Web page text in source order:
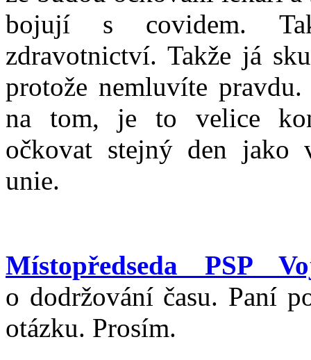
bojují s covidem.
zdravotnictví. Takže já
protože nemluvíte
na tom, je to velice
očkovat stejný den jako
unie.
Místopředseda PSP
o dodržování času. Paní
otázku. Prosím.